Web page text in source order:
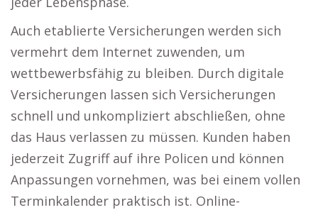
Auch etablierte Versicherungen werden sich
vermehrt dem Internet zuwenden, um
wettbewerbsfähig zu bleiben. Durch digitale
Versicherungen lassen sich Versicherungen
schnell und unkompliziert abschließen, ohne
das Haus verlassen zu müssen. Kunden haben
jederzeit Zugriff auf ihre Policen und können
Anpassungen vornehmen, was bei einem vollen
Terminkalender praktisch ist. Online-